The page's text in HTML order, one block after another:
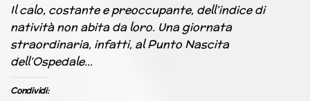
Il calo, costante e preoccupante, dell’indice di
natività non abita da loro. Una giornata
straordinaria, infatti, al Punto Nascita
dell’Ospedale…
Condividi: